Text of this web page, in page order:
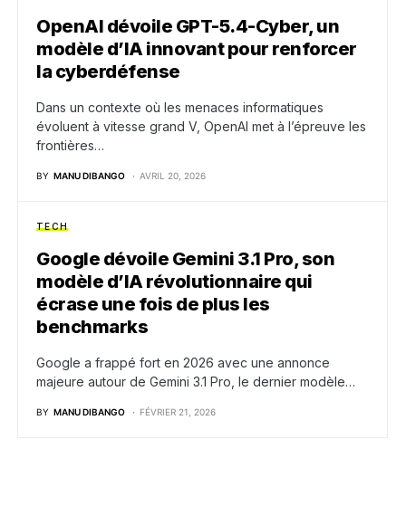
OpenAI dévoile GPT-5.4-Cyber, un
modèle d’IA innovant pour renforcer
la cyberdéfense
Dans un contexte où les menaces informatiques
évoluent à vitesse grand V, OpenAI met à l’épreuve les
frontières…
BY MANU DIBANGO AVRIL 20, 2026
TECH
Google dévoile Gemini 3.1 Pro, son
modèle d’IA révolutionnaire qui
écrase une fois de plus les
benchmarks
Google a frappé fort en 2026 avec une annonce
majeure autour de Gemini 3.1 Pro, le dernier modèle…
BY MANU DIBANGO FÉVRIER 21, 2026